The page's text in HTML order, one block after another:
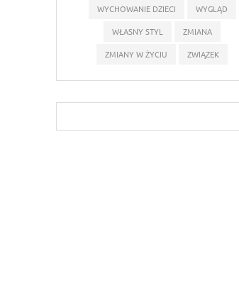
WYCHOWANIE DZIECI
WYGLĄD
WŁASNY STYL
ZMIANA
ZMIANY W ŻYCIU
ZWIĄZEK